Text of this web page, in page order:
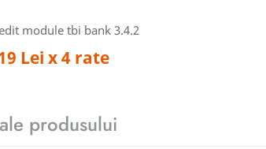
Lei x 4 rate
produsului